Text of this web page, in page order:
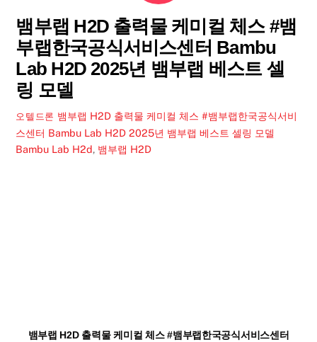
뱀부랩 H2D 출력물 케미컬 체스 #뱀
부랩한국공식서비스센터 Bambu
Lab H2D 2025년 뱀부랩 베스트 셀
링 모델
오텔드론 뱀부랩 H2D 출력물 케미컬 체스 #뱀부랩한국공식서비
스센터 Bambu Lab H2D 2025년 뱀부랩 베스트 셀링 모델
Bambu Lab H2d, 뱀부랩 H2D
뱀부랩 H2D 출력물 케미컬 체스 #뱀부랩한국공식서비스센터